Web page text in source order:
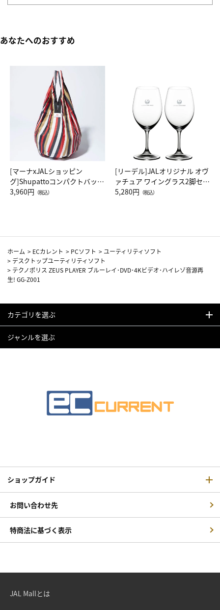
あなたへのおすすめ
[マーナxJALショッピン
グ]Shupattoコンパクトバッグ
Drop JAL客室乗務員（LC）ス
3,960円 （税込）
[リーデル]JALオリジナル オヴ
ァチュア ワイングラス2脚セッ
ト（レッドワイン）
5,280円 （税込）
ホーム > ECカレント > PCソフト > ユーティリティソフト
> デスクトップユーティリティソフト
> テクノポリス ZEUS PLAYER ブルーレイ･DVD･4Kビデオ･ハイレゾ音源再
生! GG-Z001
カテゴリを選ぶ
ジャンルを選ぶ
ショップガイド
お問い合わせ先
特商法に基づく表示
JAL Mallとは